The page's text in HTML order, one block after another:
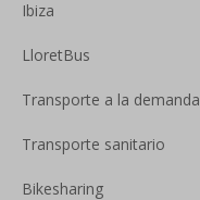
Ibiza
LloretBus
Transporte a la demanda
Transporte sanitario
Bikesharing